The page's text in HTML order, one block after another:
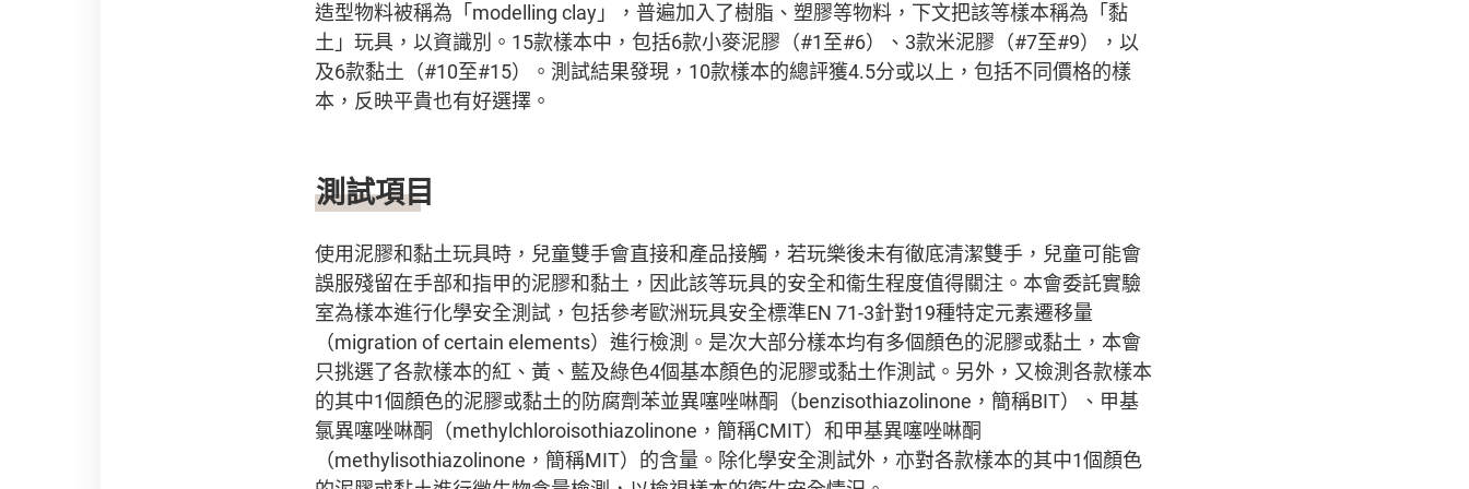
造型物料被稱為「modelling clay」，普遍加入了樹脂、塑膠等物料，下文把該等樣本稱為「黏
土」玩具，以資識別。15款樣本中，包括6款小麥泥膠（#1至#6）、3款米泥膠（#7至#9），以
及6款黏土（#10至#15）。測試結果發現，10款樣本的總評獲4.5分或以上，包括不同價格的樣
本，反映平貴也有好選擇。
測試項目
使用泥膠和黏土玩具時，兒童雙手會直接和產品接觸，若玩樂後未有徹底清潔雙手，兒童可能會
誤服殘留在手部和指甲的泥膠和黏土，因此該等玩具的安全和衞生程度值得關注。本會委託實驗
室為樣本進行化學安全測試，包括參考歐洲玩具安全標準EN 71-3針對19種特定元素遷移量
（migration of certain elements）進行檢測。是次大部分樣本均有多個顏色的泥膠或黏土，本會
只挑選了各款樣本的紅、黃、藍及綠色4個基本顏色的泥膠或黏土作測試。另外，又檢測各款樣本
的其中1個顏色的泥膠或黏土的防腐劑苯並異噻唑啉酮（benzisothiazolinone，簡稱BIT）、甲基
氯異噻唑啉酮（methylchloroisothiazolinone，簡稱CMIT）和甲基異噻唑啉酮
（methylisothiazolinone，簡稱MIT）的含量。除化學安全測試外，亦對各款樣本的其中1個顏色